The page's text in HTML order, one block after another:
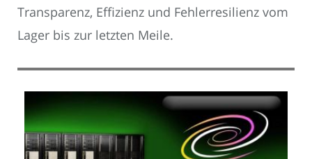
Transparenz, Effizienz und Fehlerresilienz vom
Lager bis zur letzten Meile.